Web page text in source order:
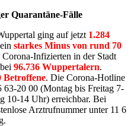
Quarantäne-Fälle
ging auf jetzt 1.284
starkes Minus von rund 70
Infizierten in der Stadt
96.736 Wuppertalern.
Betroffene. Die Corona-Hotline
63-20 00 (Montag bis Freitag 7-
10-14 Uhr) erreichbar. Bei
Arztrufnummer unter 11 6